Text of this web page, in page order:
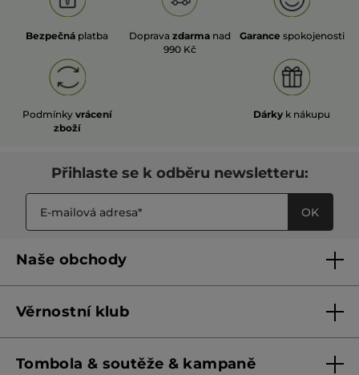
Bezpečná platba Doprava zdarma nad
990 Kč
Garance spokojenosti
Podmínky vrácení
zboží
Dárky k nákupu
Přihlaste se k odběru newsletteru:
OK
Naše obchody
Franšízing
Věrnostní klub
Pravidla věrnostního klubu od 1. 6. 2026
Tombola & soutěže & kampaně